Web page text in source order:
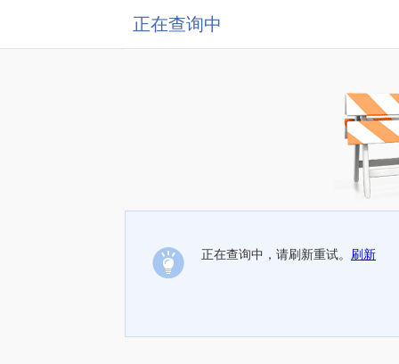
正在查询中
正在查询中，请刷新重试。 刷新